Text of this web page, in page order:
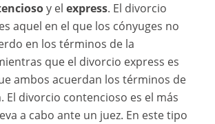
y elexpress. El divorcio
aquel en el que los cónyuges no
en los términos de la
que el divorcio express es
ambos acuerdan los términos de
El divorcio contencioso es el más
a cabo ante un juez. En este tipo